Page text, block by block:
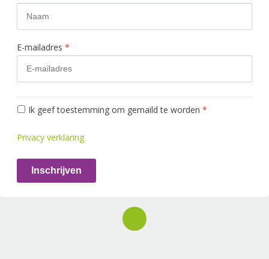
E-mailadres *
Ik geef toestemming om gemaild te worden *
Privacy verklaring
Inschrijven